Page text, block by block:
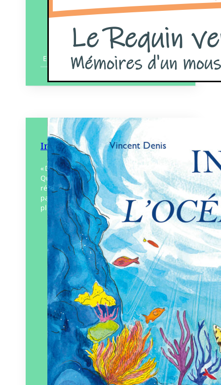
En savoir plus
Inès à l’Océarium
« Dis, comment il s’appelle ce poisson ? »
Quand rêve et imaginaire se mêlent à la
réalité, un moment en apesanteur pour
partager l’émerveillement d’Inès, une
plongée dans l’océan pour…
Éditeur :D’Orbestier – Rêves
Bleus
Paru le04/10/2024